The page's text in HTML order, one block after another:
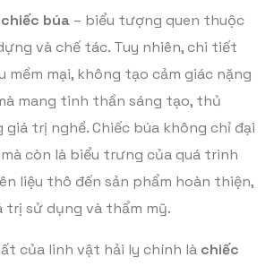
chiếc búa – biểu tượng quen thuộc
và chế tác. Tuy nhiên, chi tiết
mềm mại, không tạo cảm giác nặng
mang tinh thần sáng tạo, thủ
trị nghề. Chiếc búa không chỉ đại
còn là biểu trưng của quá trình
liệu thô đến sản phẩm hoàn thiện,
sử dụng và thẩm mỹ.
của linh vật hải ly chính là chiếc